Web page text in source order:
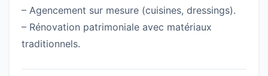
– Agencement sur mesure (cuisines, dressings).
– Rénovation patrimoniale avec matériaux
traditionnels.